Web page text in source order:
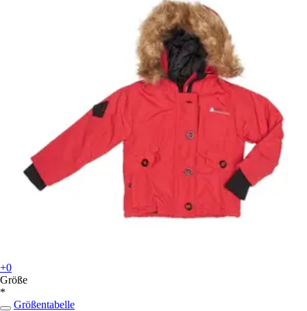
+0
Größe
*
Größentabelle